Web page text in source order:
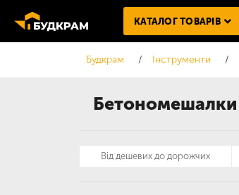
Бетономешалки
КАТАЛОГ ТОВАРІВ
Будкрам Інструменти
Від дешевих до дорожчих